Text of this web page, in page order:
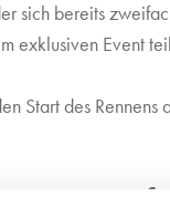
sich bereits
exklusiven Event
Start des